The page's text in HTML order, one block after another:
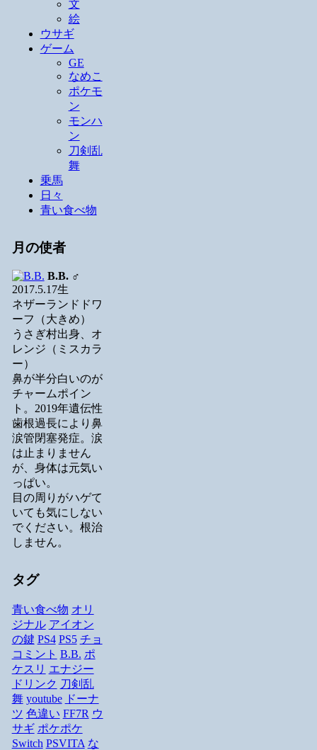
文
絵
ウサギ
ゲーム
GE
なめこ
ポケモ
ン
モンハ
ン
刀剣乱
舞
乗馬
日々
青い食べ物
月の使者
B.B.♂
2017.5.17生
ネザーランドドワ
ーフ（大きめ）
うさぎ村出身、オ
レンジ（ミスカラ
ー）
鼻が半分白いのが
チャームポイン
ト。2019年遺伝性
歯根過長により鼻
涙管閉塞発症。涙
は止まりません
が、身体は元気い
っぱい。
目の周りがハゲて
いても気にしない
でください。根治
しません。
タグ
青い食べ物 オリ
ジナル アイオン
の鍵 PS4 PS5 チョ
コミント B.B. ポ
ケスリ エナジー
ドリンク 刀剣乱
舞 youtube ドーナ
ツ 色違い FF7R ウ
サギ ポケポケ
Switch PSVITA な